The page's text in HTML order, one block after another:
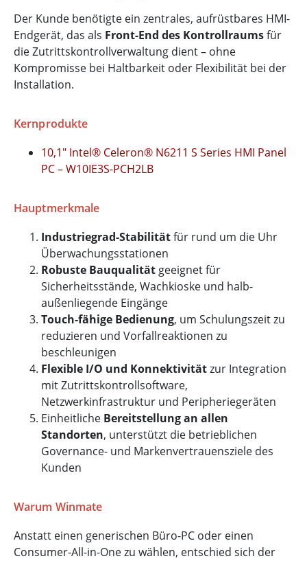
Der Kunde benötigte ein zentrales, aufrüstbares HMI-
Endgerät, das als Front-End des Kontrollraumsfür
die Zutrittskontrollverwaltung dient – ohne
Kompromisse bei Haltbarkeit oder Flexibilität bei der
Installation.
Kernprodukte
10,1" Intel® Celeron® N6211 S Series HMI Panel
PC – W10IE3S-PCH2LB
Hauptmerkmale
Industriegrad-Stabilitätfür rund um die Uhr
Überwachungsstationen
Robuste Bauqualität geeignet für
Sicherheitsstände, Wachkioske und halb-
außenliegende Eingänge
Touch-fähige Bedienung, um Schulungszeit zu
reduzieren und Vorfallreaktionen zu
beschleunigen
Flexible I/O und Konnektivitätzur Integration
mit Zutrittskontrollsoftware,
Netzwerkinfrastruktur und Peripheriegeräten
Einheitliche Bereitstellung an allen
Standorten, unterstützt die betrieblichen
Governance- und Markenvertrauensziele des
Kunden
Warum Winmate
Anstatt einen generischen Büro-PC oder einen
Consumer-All-in-One zu wählen, entschied sich der